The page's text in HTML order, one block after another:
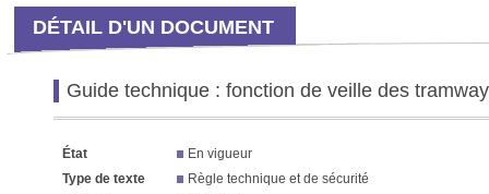
DÉTAIL D'UN DOCUMENT
Guide technique : fonction de veille des
État
En vigueur
Type de texte
Règle technique et de sécurité